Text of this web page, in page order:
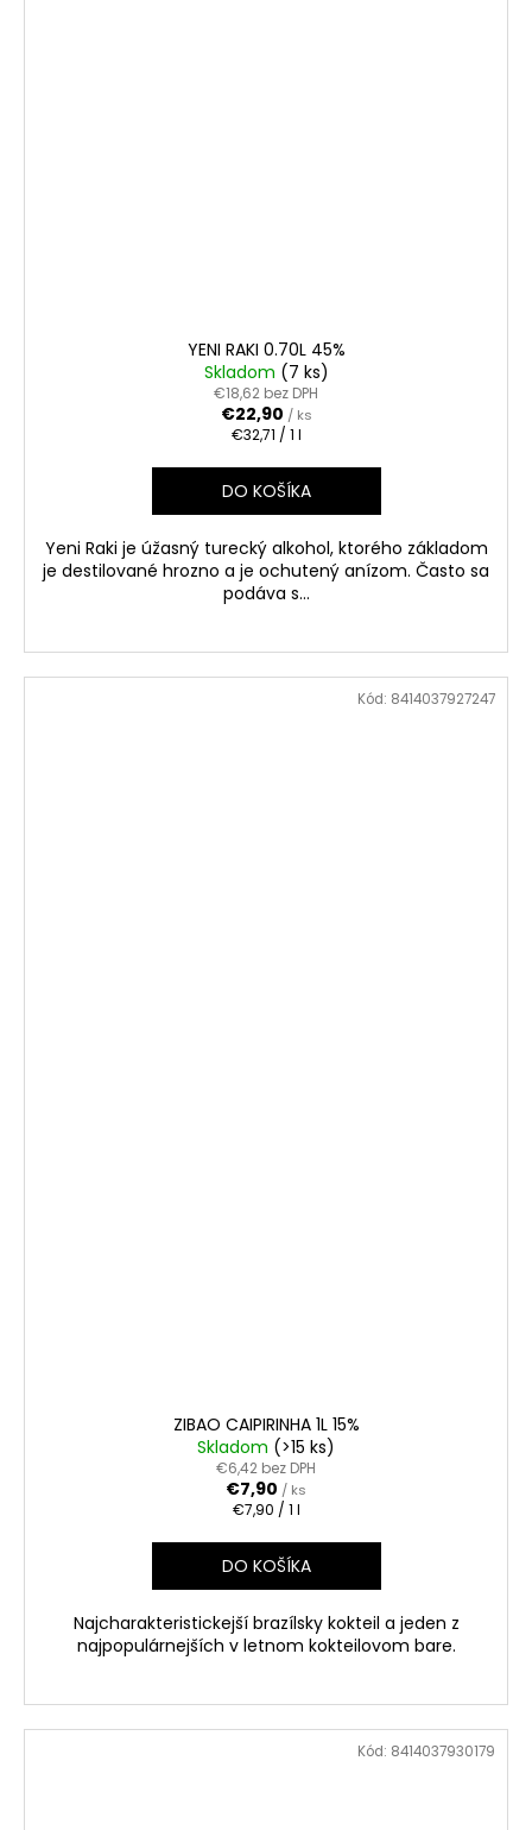
YENI RAKI 0.70L 45%
Skladom (7 ks)
€18,62 bez DPH
€22,90 / ks
Jednotková
€32,71 / 1 l
DO KOŠÍKA
Yeni Raki je úžasný turecký alkohol, ktorého základom
je destilované hrozno a je ochutený anízom. Často sa
podáva s...
ZIBAO CAIPIRINHA 1L 15%
Skladom (>15 ks)
€6,42 bez DPH
€7,90 / ks
Jednotková
€7,90 / 1 l
DO KOŠÍKA
Najcharakteristickejší brazílsky kokteil a jeden z
najpopulárnejších v letnom kokteilovom bare.
Kód: 8414037927247
Kód: 8414037930179